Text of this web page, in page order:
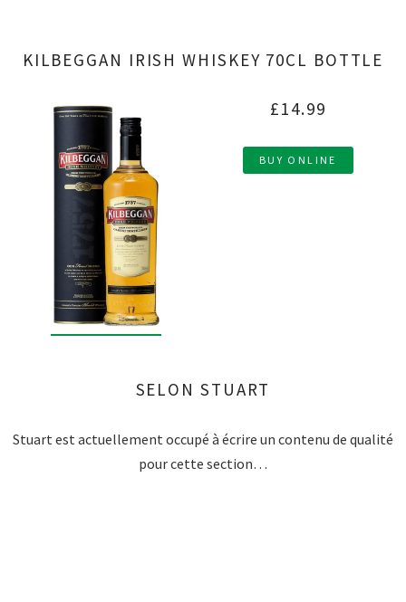
KILBEGGAN IRISH WHISKEY 70CL BOTTLE
£14.99
BUY ONLINE
SELON STUART
Stuart est actuellement occupé à écrire un contenu de qualité
pour cette section…